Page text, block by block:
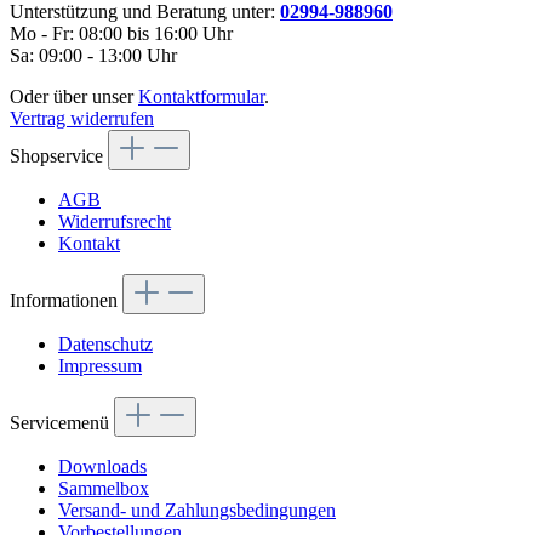
Unterstützung und Beratung unter: 02994-988960
Mo - Fr: 08:00 bis 16:00 Uhr
Sa: 09:00 - 13:00 Uhr
Oder über unserKontaktformular.
Vertrag widerrufen
Shopservice
AGB
Widerrufsrecht
Kontakt
Informationen
Datenschutz
Impressum
Servicemenü
Downloads
Sammelbox
Versand- und Zahlungsbedingungen